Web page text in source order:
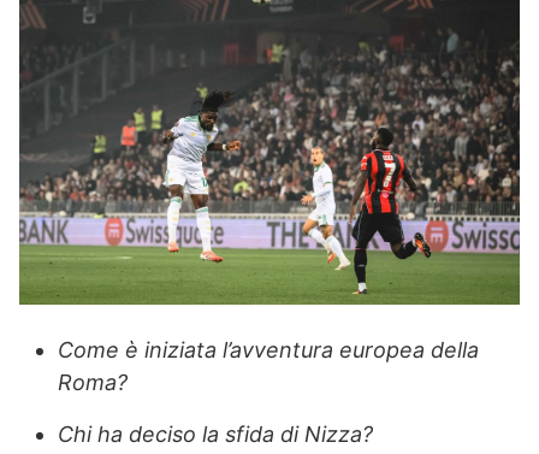
Come è iniziata l’avventura europea della
Roma?
Chi ha deciso la sfida di Nizza?